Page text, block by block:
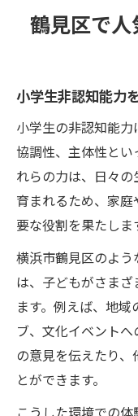
鶴見区で
小学生非認知能力
小学生の非認知能
協調性、主体性とい
れらの力は、日々
育まれるため、家
要な役割を果たしま
横浜市鶴見区のよ
は、子どもがさま
ます。例えば、地
ブ、文化イベント
の意見を伝えたり
とができます。
こうした環境での